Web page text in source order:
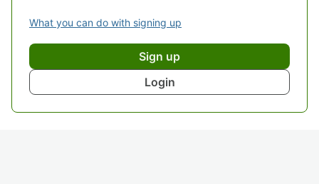
What you can do with signing up
Sign up
Login